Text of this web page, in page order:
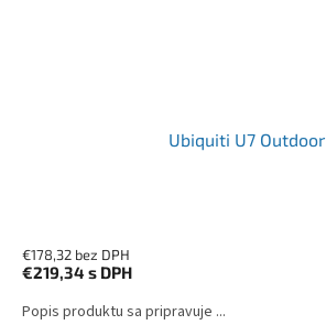
Ubiquiti U7 Outdoor
€178,32 bez DPH
€219,34 s DPH
Popis produktu sa pripravuje ...